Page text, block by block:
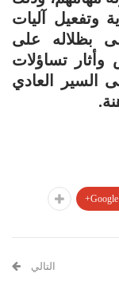
وتفعيل آليات
بظلاله على
وأثار تساؤلات
السير العادي
Google+
التالي